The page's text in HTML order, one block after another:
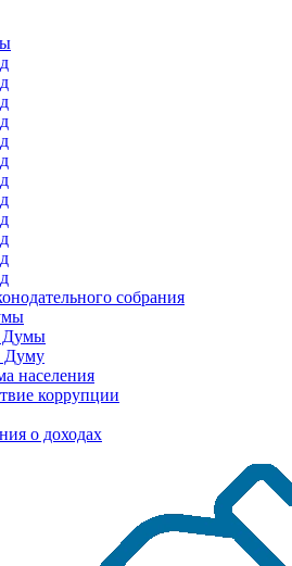
собрания
Думы
Думу
населения
коррупции
о доходах